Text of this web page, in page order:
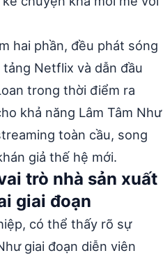
hai phần, đều phát sóng
Netflix và dẫn đầu
trong thời điểm ra
khả năng Lâm Tâm Như
toàn cầu, song
giả thế hệ mới.
trò nhà sản xuất
giai đoạn
có thể thấy rõ sự
giai đoạn diễn viên